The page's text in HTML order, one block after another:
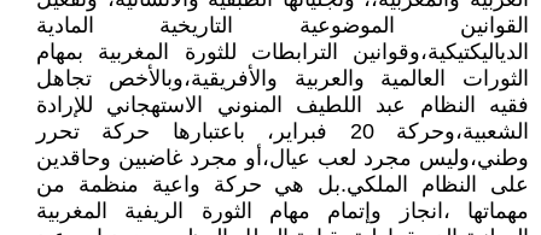
القوانين الموضوعية التاريخية المادية
الدياليكتيكية،وقوانين الترابطات للثورة المغربية بمهام
الثورات العالمية والعربية والأفريقية،وبالأخص تجاهل
فقيه النظام عبد اللطيف المنوني الاستهجاني للإرادة
الشعبية،وحركة 20 فبراير، باعتبارها حركة تحرر
وطني،وليس مجرد لعب عيال،أو مجرد غاضبين وحاقدين
على النظام الملكي.بل هي حركة واعية منظمة من
مهماتها ،انجاز وإتمام مهام الثورة الريفية المغربية